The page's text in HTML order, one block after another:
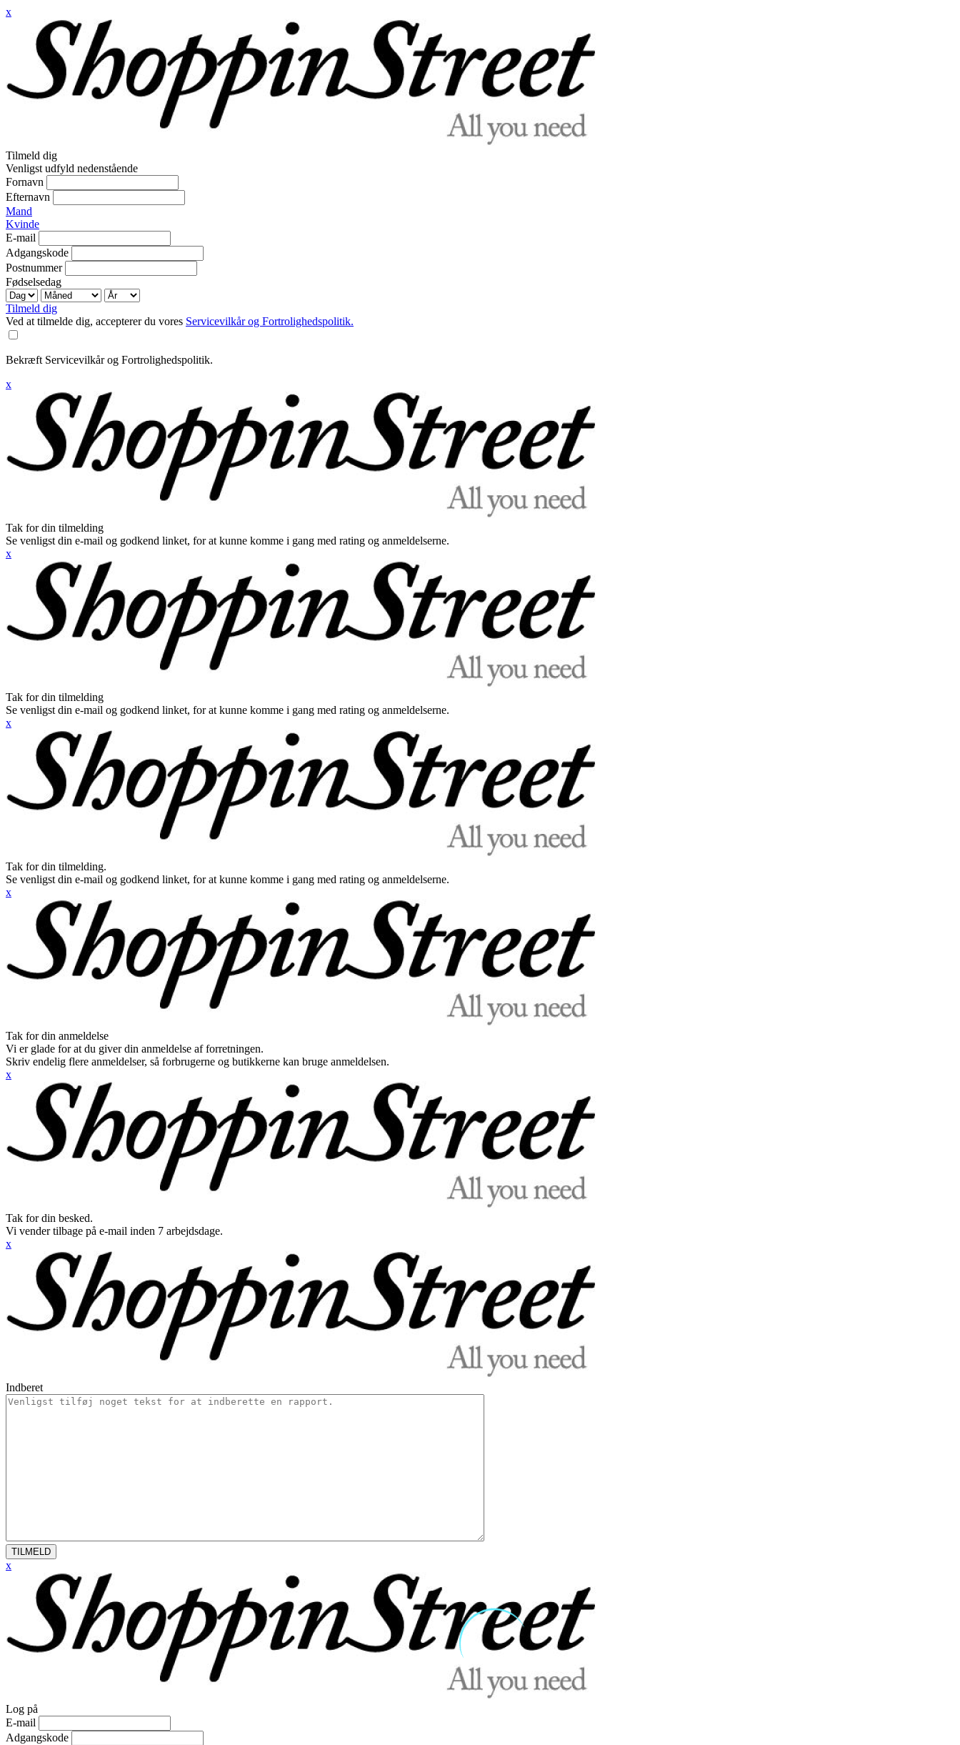
x
Tilmeld dig
Venligst udfyld nedenstående
Fornavn
Efternavn
Mand
Kvinde
E-mail
Adgangskode
Postnummer
Fødselsedag
Tilmeld dig
Ved at tilmelde dig, accepterer du vores Servicevilkår og Fortrolighedspolitik.
Bekræft Servicevilkår og Fortrolighedspolitik.
x
Tak for din tilmelding
Se venligst din e-mail og godkend linket, for at kunne komme i gang med rating og anmeldelserne.
x
Tak for din tilmelding
Se venligst din e-mail og godkend linket, for at kunne komme i gang med rating og anmeldelserne.
x
Tak for din tilmelding.
Se venligst din e-mail og godkend linket, for at kunne komme i gang med rating og anmeldelserne.
x
Tak for din anmeldelse
Vi er glade for at du giver din anmeldelse af forretningen.
Skriv endelig flere anmeldelser, så forbrugerne og butikkerne kan bruge anmeldelsen.
x
Tak for din besked.
Vi vender tilbage på e-mail inden 7 arbejdsdage.
x
Indberet
TILMELD
x
Log på
E-mail
Adgangskode